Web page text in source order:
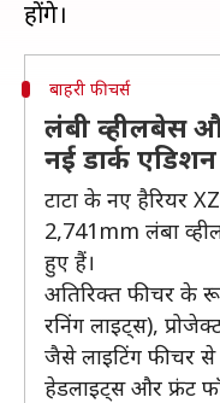
बाहरी फीचर्स
लंबी व्हीलबेस
नई डार्क एडिशन
टाटा के नए हैरियर
2,741mm लंबा
हुए हैं।
अतिरिक्त फीचर के
रनिंग लाइट्स),
जैसे लाइटिंग फीचर
हेडलाइट्स और फ्रंट